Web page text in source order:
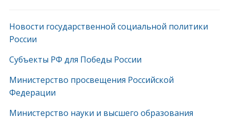
Новости государственной социальной политики
России
Субъекты РФ для Победы России
Министерство просвещения Российской
Федерации
Министерство науки и высшего образования